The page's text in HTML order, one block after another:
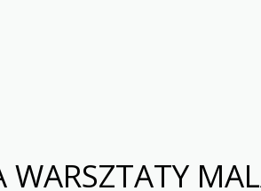
WARSZTATY